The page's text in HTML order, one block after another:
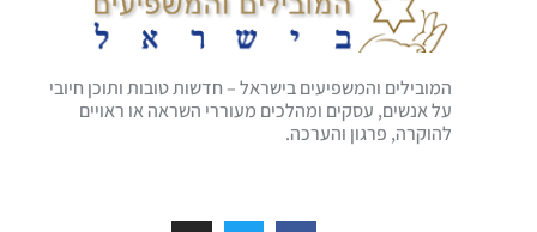
המובילים והמשפיעים בישראל – חדשות טובות ותוכן חיובי
על אנשים, עסקים ומהלכים מעוררי השראה או ראויים
להוקרה, פרגון והערכה.